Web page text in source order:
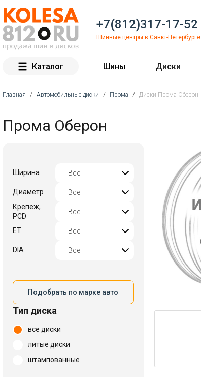
+7(812)317-17-52
Шинные центры в Санкт-Петербурге
Каталог Шины Диски
Главная / Автомобильные диски / Прома / Диски Прома Оберон
Прома Оберон
Ширина
Диаметр
Крепеж,
PCD
ET
DIA
Подобрать по марке авто
Тип диска
все диски
литые диски
штампованные